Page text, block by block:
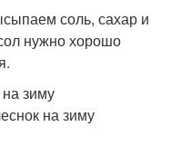
соль, сахар и
нужно хорошо